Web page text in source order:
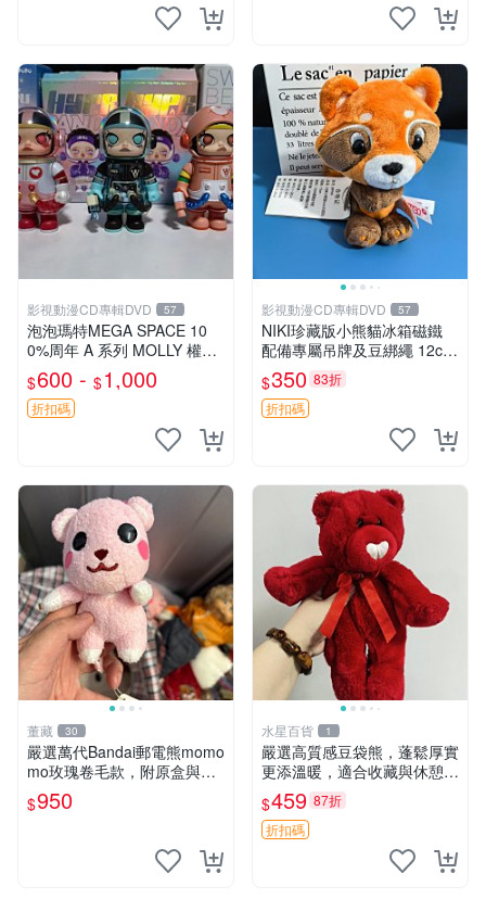
影視動漫CD專輯DVD 57
泡泡瑪特MEGA SPACE 10
0%周年 A 系列 MOLLY 權威
隱藏款 嚴選薄荷巧克力色 80
年代風味 權威推薦 合適收藏
$600 - $1,000
折扣碼
影視動漫CD專輯DVD 57
NIKI珍藏版小熊貓冰箱磁鐵
配備專屬吊牌及豆綁繩 12cm
廢品嚴選 好評推薦 小熊貓冰
箱貼 磁鐵掛件 冰箱飾品
$350 83折
折扣碼
董藏 30
嚴選萬代Bandai郵電熊momo
mo玫瑰卷毛款，附原盒與吊
牌，粉嫩可愛入手即柔軟～
玫瑰卷毛 郵電熊 正品
$950
水星百貨 1
嚴選高質感豆袋熊，蓬鬆厚實
更添溫暖，適合收藏與休憩。
前胸填充飽滿，背部亦具優雅
設計。 豆袋熊 保暖 溫柔 蓬
松
$459 87折
折扣碼